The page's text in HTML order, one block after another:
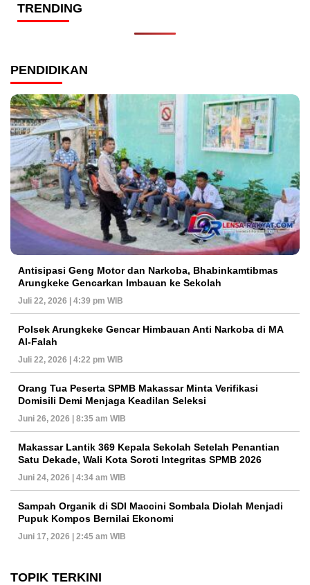
TRENDING
PENDIDIKAN
Antisipasi Geng Motor dan Narkoba, Bhabinkamtibmas
Arungkeke Gencarkan Imbauan ke Sekolah
Juli 22, 2026 | 4:39 pm WIB
Polsek Arungkeke Gencar Himbauan Anti Narkoba di MA
Al-Falah
Juli 22, 2026 | 4:22 pm WIB
Orang Tua Peserta SPMB Makassar Minta Verifikasi
Domisili Demi Menjaga Keadilan Seleksi
Juni 26, 2026 | 8:35 am WIB
Makassar Lantik 369 Kepala Sekolah Setelah Penantian
Satu Dekade, Wali Kota Soroti Integritas SPMB 2026
Juni 24, 2026 | 4:34 am WIB
Sampah Organik di SDI Maccini Sombala Diolah Menjadi
Pupuk Kompos Bernilai Ekonomi
Juni 17, 2026 | 2:45 am WIB
TOPIK TERKINI